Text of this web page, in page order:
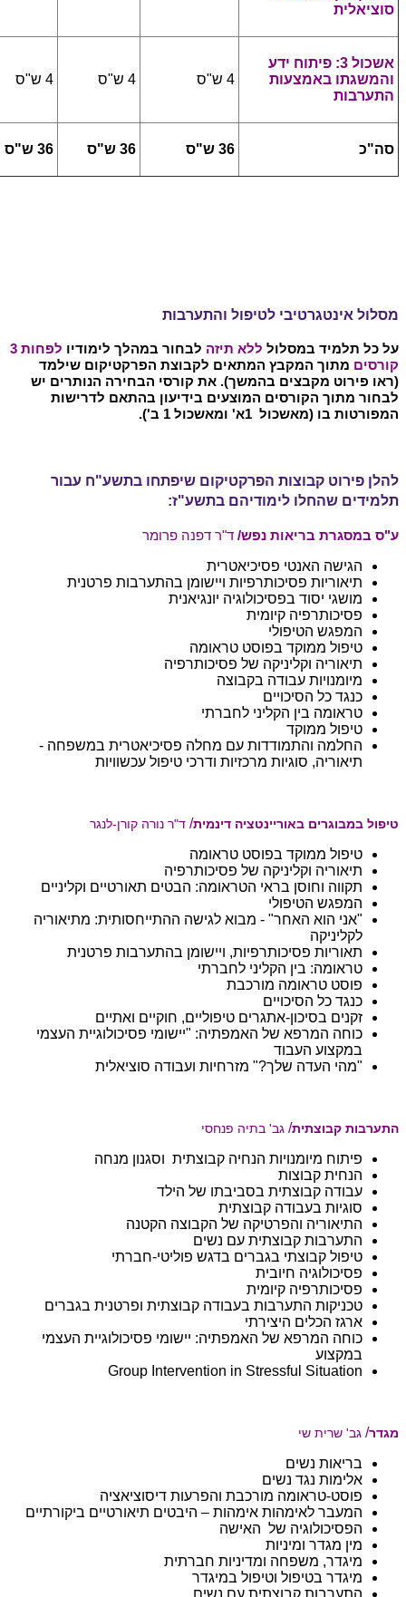
סוציאלית
אשכול 3: פיתוח ידע
והמשגתו באמצעות
התערבות
4 ש"ס 4 ש"ס 4 ש"ס
סה"כ 36 ש"ס 36 ש"ס 36 ש"ס
מסלול אינטגרטיבי לטיפול והתערבות
על כל תלמיד במסלול ללא תיזה לבחור במהלך לימודיו
לפחות 3
קורסים מתוך המקבץ המתאים לקבוצת הפרקטיקום שילמד
(ראו פירוט מקבצים בהמשך). את קורסי הבחירה הנותרים יש
לבחור מתוך הקורסים המוצעים בידיעון בהתאם לדרישות
המפורטות בו (מאשכול 1א' ומאשכול 1 ב').
להלן פירוט קבוצות הפרקטיקום שיפתחו בתשע"ח עבור
תלמידים שהחלו לימודיהם בתשע"ז:
ע"ס במסגרת בריאות נפש/ ד"ר דפנה פרומר
הגישה האנטי פסיכיאטרית
תיאוריות פסיכותרפיות ויישומן בהתערבות פרטנית
מושגי יסוד בפסיכולוגיה יונגיאנית
פסיכותרפיה קיומית
המפגש הטיפולי
טיפול ממוקד בפוסט טראומה
תיאוריה וקליניקה של פסיכותרפיה
מיומנויות עבודה בקבוצה
כנגד כל הסיכויים
טראומה בין הקליני לחברתי
טיפול ממוקד
החלמה והתמודדות עם מחלה פסיכיאטרית במשפחה -
תיאוריה, סוגיות מרכזיות ודרכי טיפול עכשוויות
טיפול במבוגרים באוריינטציה דינמית/ ד"ר נורה קורן-לנגר
טיפול ממוקד בפוסט טראומה
תיאוריה וקליניקה של פסיכותרפיה
תקווה וחוסן בראי הטראומה: הבטים תאורטיים וקליניים
המפגש הטיפולי
"אני הוא האחר" - מבוא לגישה ההתייחסותית: מתיאוריה
לקליניקה
תאוריות פסיכותרפיות, ויישומן בהתערבות פרטנית
טראומה: בין הקליני לחברתי
פוסט טראומה מורכבת
כנגד כל הסיכויים
זקנים בסיכון-אתגרים טיפוליים, חוקיים ואתיים
כוחה המרפא של האמפתיה: "יישומי פסיכולוגיית העצמי
במקצוע העבוד
"מהי העדה שלך?" מזרחיות ועבודה סוציאלית
התערבות קבוצתית/ גב' בתיה פנחסי
פיתוח מיומנויות הנחיה קבוצתית וסגנון מנחה
הנחית קבוצות
עבודה קבוצתית בסביבתו של הילד
סוגיות בעבודה קבוצתית
התיאוריה והפרטיקה של הקבוצה הקטנה
התערבות קבוצתית עם נשים
טיפול קבוצתי בגברים בדגש פוליטי-חברתי
פסיכולוגיה חיובית
פסיכותרפיה קיומית
טכניקות התערבות בעבודה קבוצתית ופרטנית בגברים
ארגז הכלים היצירתי
כוחה המרפא של האמפתיה: יישומי פסיכולוגיית העצמי
במקצוע
Group Intervention in Stressful Situation
מגדר/ גב' שרית שי
בריאות נשים
אלימות נגד נשים
פוסט-טראומה מורכבת והפרעות דיסוציאציה
המעבר לאימהות אימהות – היבטים תיאורטיים ביקורתיים
הפסיכולוגיה של האישה
מין מגדר ומיניות
מיגדר, משפחה ומדיניות חברתית
מיגדר בטיפול וטיפול במיגדר
התערבות קבוצתית עם נשים